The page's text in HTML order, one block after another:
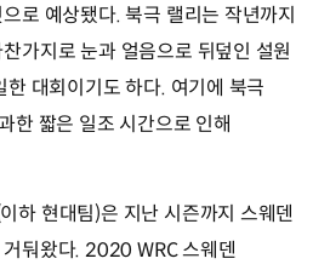
로 예상됐다. 북극 랠리는 작년까지
가지로 눈과 얼음으로 뒤덮인 설원
대회이기도 하다. 여기에 북극
한 짧은 일조 시간으로 인해
하 현대팀)은 지난 시즌까지 스웨덴
둬왔다. 2020 WRC 스웨덴